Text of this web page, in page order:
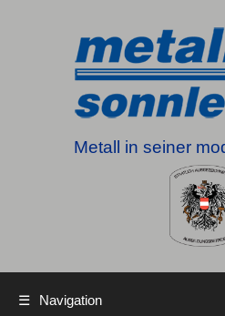
Metall in seiner
☰ Navigation